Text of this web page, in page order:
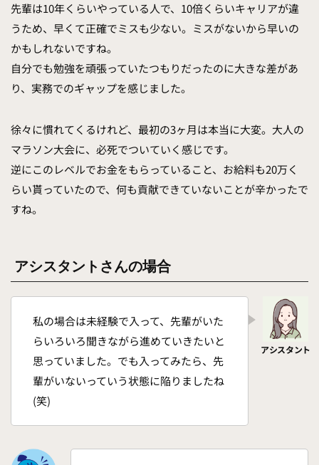
先輩は10年くらいやっている人で、10倍くらいキャリアが違
うため、早くて正確でミスも少ない。ミスがないから早いの
かもしれないですね。
自分でも勉強を頑張っていたつもりだったのに大きな差があ
り、実務でのギャップを感じました。
徐々に慣れてくるけれど、最初の3ヶ月は本当に大変。大人の
マラソン大会に、必死でついていく感じです。
逆にこのレベルでお金をもらっていること、お給料も20万く
らい貰っていたので、何も貢献できていないことが辛かったで
すね。
アシスタントさんの場合
私の場合は未経験で入って、先輩がいた
らいろいろ聞きながら進めていきたいと
思っていました。でも入ってみたら、先
輩がいないっていう状態に陥りましたね
(笑)